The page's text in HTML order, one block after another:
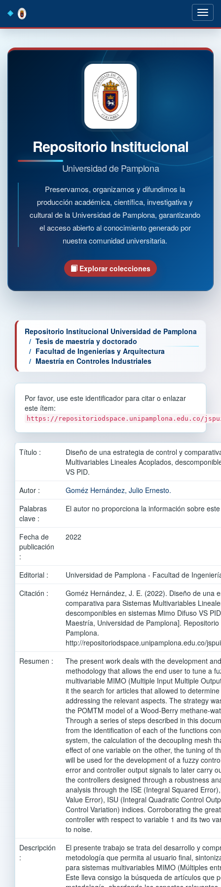
navigation
Repositorio Institucional
Universidad de Pamplona
Preservamos, organizamos y difundimos la
producción académica, científica, investigativa y
cultural de la Universidad de Pamplona, garantizando
el acceso abierto al conocimiento generado por
nuestra comunidad universitaria.
Explorar colecciones
Repositorio Institucional Universidad de Pamplona
Tesis de maestría y doctorado
Facultad de Ingenierías y Arquitectura
Maestría en Controles Industriales
Por favor, use este identificador para citar o enlazar
este ítem:
https://repositoriodspace.unipamplona.edu.co/
Título :
Diseño de una estrategia de control y
Multivariables Lineales Acoplados,
VS PID.
Autor :
Goméz Hernández, Julio Ernesto.
Palabras
clave :
El autor no proporciona la información sobre
Fecha de
publicación
:
2022
Editorial :
Universidad de Pamplona - Facultad de
Citación :
Goméz Hernández, J. E. (2022). Diseño de una
comparativa para Sistemas Multivariables
descomponibles en sistemas Mimo Difuso VS
Maestría, Universidad de Pamplona].
Pamplona.
http://repositoriodspace.unipamplona.edu.co/
Resumen :
The present work deals with the development
methodology that allows the end user to tune a
multivariable MIMO (Multiple Input Multiple
it the search for articles that allowed to
addressing the relevant aspects. The strategy
the POMTM model of a Wood-Berry methane-
Through a series of steps described in this
from the identification of each of the functions
system, the calculation of the decoupling mesh
effect of one variable on the other, the tuning of
will be used for the development of a fuzzy
error and controller output signals to later carry
the controllers designed through a robustness
analysis through the ISE (Integral Squared
Value Error), ISU (Integral Quadratic Control
Control Variation) indices. Corroborating the
controller with respect to variable 1 and its two
to noise.
Descripción
:
El presente trabajo se trata del desarrollo y
metodología que permita al usuario final,
para sistemas multivariables MIMO (Múltiples
Este lleva consigo la búsqueda de artículos que